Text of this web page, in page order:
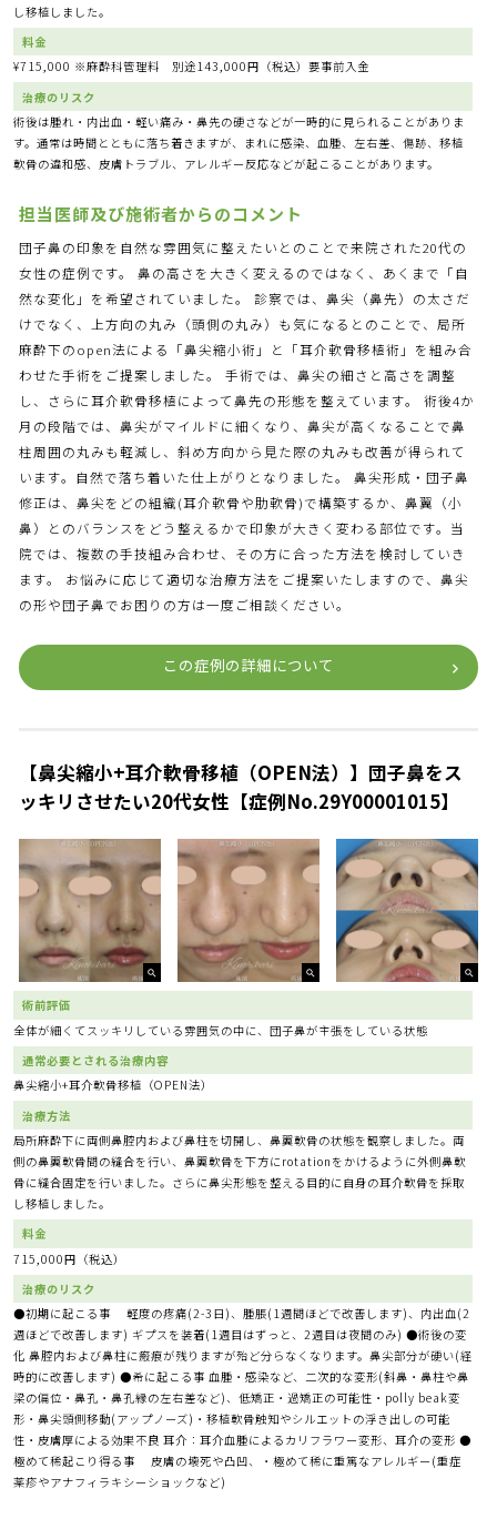
し移植しました。
料金
¥715,000 ※麻酔科管理料 別途143,000円（税込）要事前入金
治療のリスク
術後は腫れ・内出血・軽い痛み・鼻先の硬さなどが一時的に見られることがありま
す。通常は時間とともに落ち着きますが、まれに感染、血腫、左右差、傷跡、移植
軟骨の違和感、皮膚トラブル、アレルギー反応などが起こることがあります。
担当医師及び施術者からのコメント
団子鼻の印象を自然な雰囲気に整えたいとのことで来院された20代の
女性の症例です。 鼻の高さを大きく変えるのではなく、あくまで「自
然な変化」を希望されていました。 診察では、鼻尖（鼻先）の太さだ
けでなく、上方向の丸み（頭側の丸み）も気になるとのことで、局所
麻酔下のopen法による「鼻尖縮小術」と「耳介軟骨移植術」を組み合
わせた手術をご提案しました。 手術では、鼻尖の細さと高さを調整
し、さらに耳介軟骨移植によって鼻先の形態を整えています。 術後4か
月の段階では、鼻尖がマイルドに細くなり、鼻尖が高くなることで鼻
柱周囲の丸みも軽減し、斜め方向から見た際の丸みも改善が得られて
います。自然で落ち着いた仕上がりとなりました。 鼻尖形成・団子鼻
修正は、鼻尖をどの組織(耳介軟骨や肋軟骨)で構築するか、鼻翼（小
鼻）とのバランスをどう整えるかで印象が大きく変わる部位です。当
院では、複数の手技組み合わせ、その方に合った方法を検討していき
ます。 お悩みに応じて適切な治療方法をご提案いたしますので、鼻尖
の形や団子鼻でお困りの方は一度ご相談ください。
この症例の詳細について
【鼻尖縮小+耳介軟骨移植（OPEN法）】団子鼻をス
ッキリさせたい20代女性【症例No.29Y00001015】
術前評価
全体が細くてスッキリしている雰囲気の中に、団子鼻が主張をしている状態
通常必要とされる治療内容
鼻尖縮小+耳介軟骨移植（OPEN法）
治療方法
局所麻酔下に両側鼻腔内および鼻柱を切開し、鼻翼軟骨の状態を観察しました。両
側の鼻翼軟骨間の縫合を行い、鼻翼軟骨を下方にrotationをかけるように外側鼻軟
骨に縫合固定を行いました。さらに鼻尖形態を整える目的に自身の耳介軟骨を採取
し移植しました。
料金
715,000円（税込）
治療のリスク
●初期に起こる事 軽度の疼痛(2-3日)、腫脹(1週間ほどで改善します)、内出血(2
週ほどで改善します) ギプスを装着(1週目はずっと、2週目は夜間のみ) ●術後の変
化 鼻腔内および鼻柱に瘢痕が残りますが殆ど分らなくなります。鼻尖部分が硬い(経
時的に改善します) ●希に起こる事 血腫・感染など、二次的な変形(斜鼻・鼻柱や鼻
梁の偏位・鼻孔・鼻孔縁の左右差など)、低矯正・過矯正の可能性・polly beak変
形・鼻尖頭側移動(アップノーズ)・移植軟骨触知やシルエットの浮き出しの可能
性・皮膚厚による効果不良 耳介：耳介血腫によるカリフラワー変形、耳介の変形 ●
極めて稀起こり得る事 皮膚の壊死や凸凹、・極めて稀に重篤なアレルギー(重症
薬疹やアナフィラキシーショックなど)